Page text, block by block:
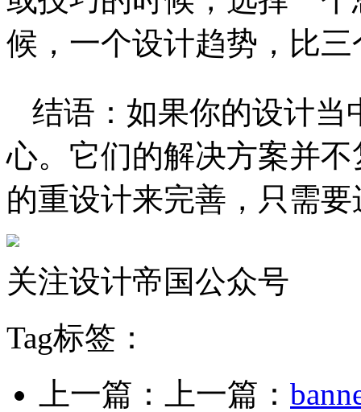
候，一个设计趋势，比
结语：如果你的设计当
心。它们的解决方案并
的重设计来完善，只需
关注设计帝国公众号
Tag标签：
上一篇：上一篇：